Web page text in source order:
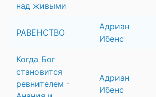
над живыми
РАВЕНСТВО
Адриан
Ибенс
Когда Бог
становится
ревнителем -
Адриан
Ибенс